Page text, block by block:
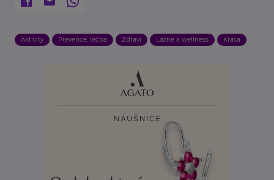
Aktivity Prevence, léčba Zdraví Lázně a wellness Krása